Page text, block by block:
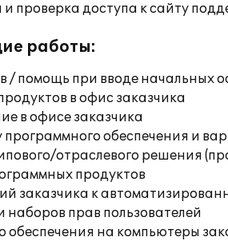
проверка доступа к сайту
работы:
/ помощь при вводе начальных
в офис заказчика
в офисе заказчика
обеспечения и
отраслевого решения
продуктов
заказчика к
прав пользователей
обеспечения на компьютеры